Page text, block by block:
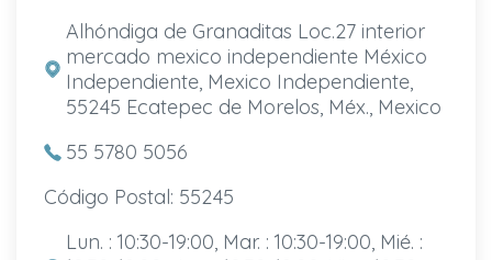
Alhóndiga de Granaditas Loc.27 interior
mercado mexico independiente México
Independiente, Mexico Independiente,
55245 Ecatepec de Morelos, Méx., Mexico
55 5780 5056
Código Postal: 55245
Lun. : 10:30-19:00, Mar. : 10:30-19:00, Mié. :